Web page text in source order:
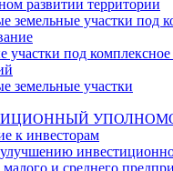
развитии территории
земельные участки под
участки под комплексное
земельные участки
к инвесторам
и среднего